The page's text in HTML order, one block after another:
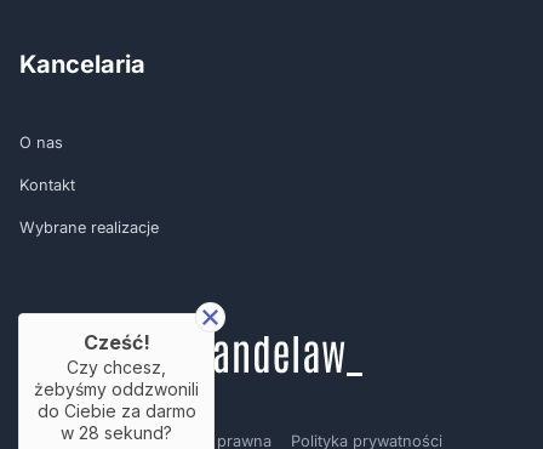
Kancelaria
O nas
Kontakt
Wybrane realizacje
Regulamin Nota prawna Polityka prywatności
Cześć!
Czy chcesz,
żebyśmy oddzwonili
do Ciebie za darmo
w 28 sekund?